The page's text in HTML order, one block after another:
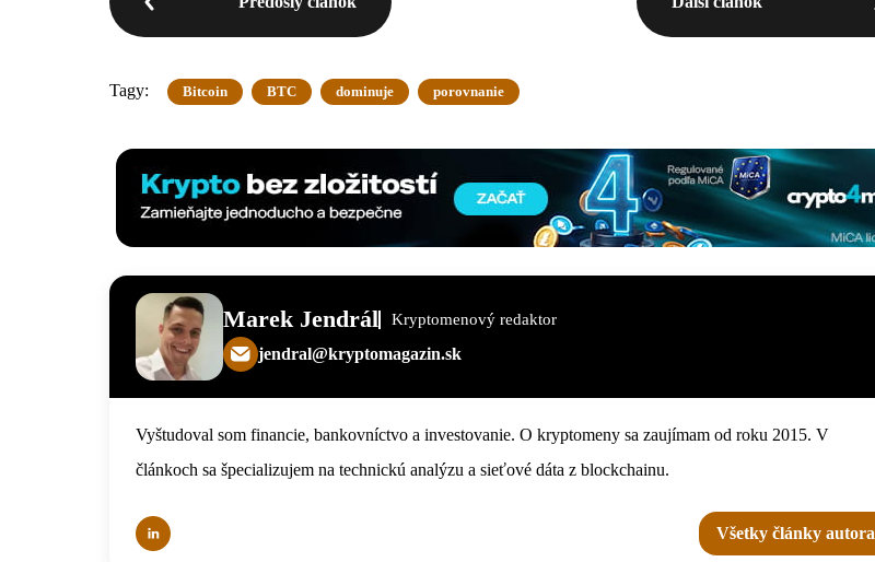
Tagy: Bitcoin BTC dominuje porovnanie
Marek Jendrál Kryptomenový redaktor
jendral@kryptomagazin.sk
Vyštudoval som financie, bankovníctvo a investovanie. O kryptomeny sa zaujímam od roku 2015. V
článkoch sa špecializujem na technickú analýzu a sieťové dáta z blockchainu.
Všetky články autora